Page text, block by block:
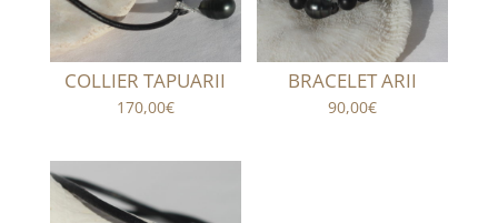
COLLIER TAPUARII
170,00€
BRACELET ARII
90,00€